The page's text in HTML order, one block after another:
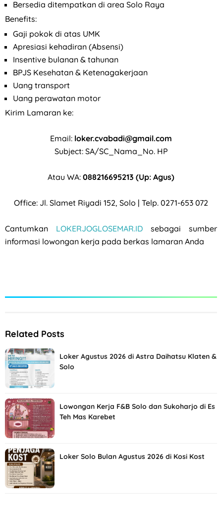
Bersedia ditempatkan di area Solo Raya
Benefits:
Gaji pokok di atas UMK
Apresiasi kehadiran (Absensi)
Insentive bulanan & tahunan
BPJS Kesehatan & Ketenagakerjaan
Uang transport
Uang perawatan motor
Kirim Lamaran ke:
Email: loker.cvabadi@gmail.com
Subject: SA/SC_Nama_No. HP
Atau WA: 088216695213 (Up: Agus)
Office: Jl. Slamet Riyadi 152, Solo | Telp. 0271-653 072
Cantumkan LOKERJOGLOSEMAR.ID sebagai sumber
informasi lowongan kerja pada berkas lamaran Anda
Related Posts
Loker Agustus 2026 di Astra Daihatsu Klaten &
Solo
Lowongan Kerja F&B Solo dan Sukoharjo di Es
Teh Mas Karebet
Loker Solo Bulan Agustus 2026 di Kosi Kost